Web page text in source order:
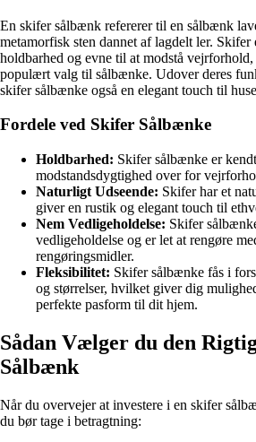
En skifer sålbænk refererer til en sålbænk
metamorfisk sten dannet af lagdelt ler. Skifer
holdbarhed og evne til at modstå
populært valg til sålbænke. Udover deres
skifer sålbænke også en elegant touch til
Fordele ved Skifer Sålbænke
Holdbarhed: Skifer sålbænke er
modstandsdygtighed over for
Naturligt Udseende: Skifer har et
giver en rustik og elegant touch til
Nem Vedligeholdelse: Skifer
vedligeholdelse og er let at rengøre
rengøringsmidler.
Fleksibilitet: Skifer sålbænke fås i
og størrelser, hvilket giver dig
perfekte pasform til dit hjem.
Sådan Vælger du den
Sålbænk
Når du overvejer at investere i en skifer
du bør tage i betragtning: